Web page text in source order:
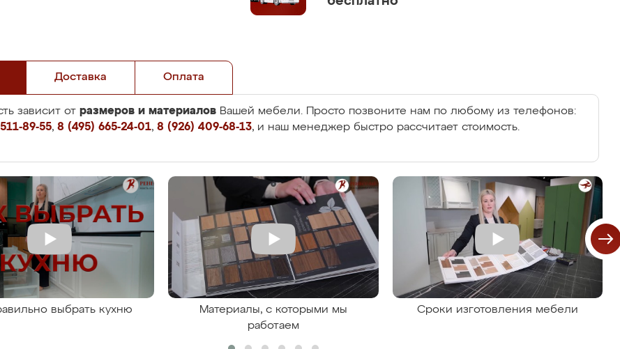
Доставка Оплата
зависит от размеров и материалов Вашей мебели. Просто позвоните нам по любому из телефонов:
89-55, 8 (495) 665-24-01, 8 (926) 409-68-13, и наш менеджер быстро рассчитает стоимость.
выбрать кухню
Материалы, с которыми мы
работаем
Сроки изготовления мебели